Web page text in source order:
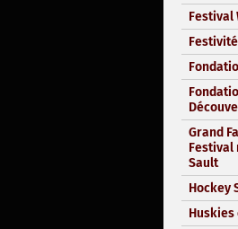
Festival
Grand
Festival
Sault
Hockey
Huskies